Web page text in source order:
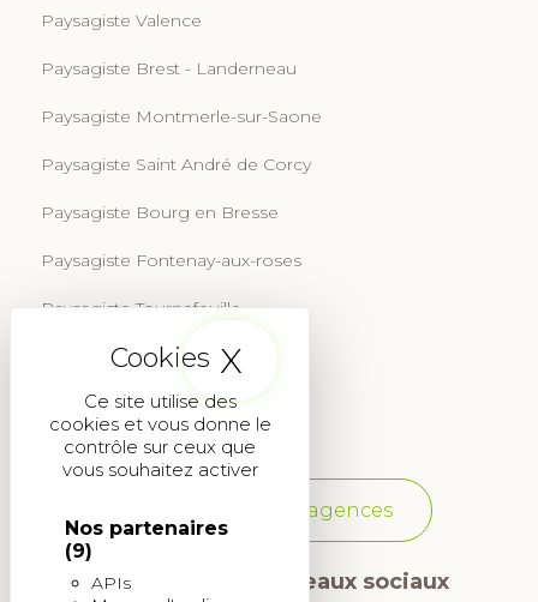
Ce site utilise des
cookies et vous donne le
contrôle sur ceux que
vous souhaitez activer
Nos partenaires
(9)
APIs
X
Paysagiste Valence
Paysagiste Brest - Landerneau
Paysagiste Montmerle-sur-Saone
Paysagiste Saint André de Corcy
Paysagiste Bourg en Bresse
Paysagiste Fontenay-aux-roses
Paysagiste Tournefeuille
Paysagiste Aix-en-Provence
Paysagiste Martignas-sur-Jalle
Voir toutes les agences
Suivez-nous sur les réseaux sociaux